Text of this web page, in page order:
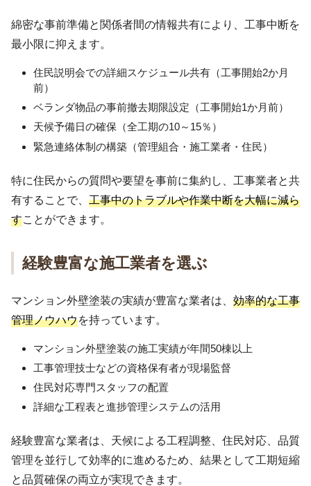
綿密な事前準備と関係者間の情報共有により、工事中断を
最小限に抑えます。
住民説明会での詳細スケジュール共有（工事開始2か月
前）
ベランダ物品の事前撤去期限設定（工事開始1か月前）
天候予備日の確保（全工期の10～15％）
緊急連絡体制の構築（管理組合・施工業者・住民）
特に住民からの質問や要望を事前に集約し、工事業者と共
有することで、 工事中のトラブルや作業中断を大幅に減ら
すことができます。
経験豊富な施工業者を選ぶ
マンション外壁塗装の実績が豊富な業者は、 効率的な工事
管理ノウハウを持っています。
マンション外壁塗装の施工実績が年間50棟以上
工事管理技士などの資格保有者が現場監督
住民対応専門スタッフの配置
詳細な工程表と進捗管理システムの活用
経験豊富な業者は、天候による工程調整、住民対応、品質
管理を並行して効率的に進めるため、結果として工期短縮
と品質確保の両立が実現できます。